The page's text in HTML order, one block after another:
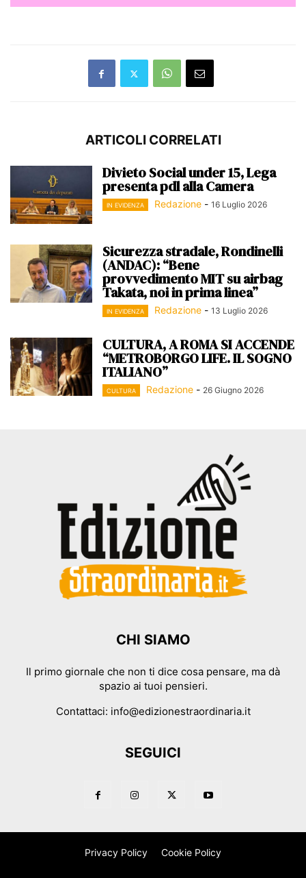
ARTICOLI CORRELATI
Divieto Social under 15, Lega
presenta pdl alla Camera
IN EVIDENZA Redazione - 16 Luglio 2026
Sicurezza stradale, Rondinelli
(ANDAC): “Bene
provvedimento MIT su airbag
Takata, noi in prima linea”
IN EVIDENZA Redazione - 13 Luglio 2026
CULTURA, A ROMA SI ACCENDE
“METROBORGO LIFE. IL SOGNO
ITALIANO”
CULTURA Redazione - 26 Giugno 2026
CHI SIAMO
Il primo giornale che non ti dice cosa pensare, ma dà
spazio ai tuoi pensieri.
Contattaci: info@edizionestraordinaria.it
SEGUICI
Privacy Policy Cookie Policy